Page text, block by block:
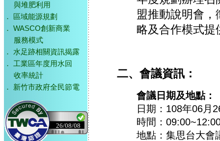
與堆肥利用
．
區域能源規劃
．
WASCO創新商業
服務模式
．
水足跡相關資訊揭露
．
工業區年度用水回
收率統計
．
新竹市政府全民節電
26/08/08
盟推動說明會
略及合作模式提
二、會議資訊：
會議日期及地點：
日期：108年06月
時間：
地點：集思台大會